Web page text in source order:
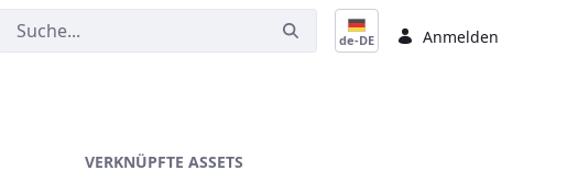
de-DE Anmelden
VERKNÜPFTE ASSETS